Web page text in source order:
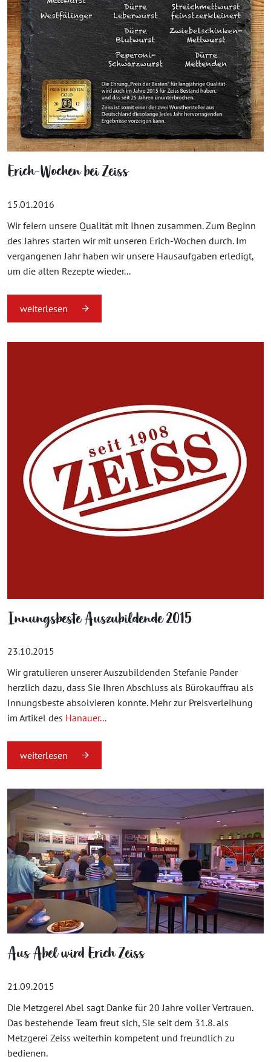
Erich-Wochen bei Zeiss
15.01.2016
Wir feiern unsere Qualität mit Ihnen zusammen. Zum Beginn
des Jahres starten wir mit unseren Erich-Wochen durch. Im
vergangenen Jahr haben wir unsere Hausaufgaben erledigt,
um die alten Rezepte wieder...
weiterlesen
Innungsbeste Auszubildende 2015
23.10.2015
Wir gratulieren unserer Auszubildenden Stefanie Pander
herzlich dazu, dass Sie Ihren Abschluss als Bürokauffrau als
Innungsbeste absolvieren konnte. Mehr zur Preisverleihung
im Artikel des Hanauer...
weiterlesen
Aus Abel wird Erich Zeiss
21.09.2015
Die Metzgerei Abel sagt Danke für 20 Jahre voller Vertrauen.
Das bestehende Team freut sich, Sie seit dem 31.8. als
Metzgerei Zeiss weiterhin kompetent und freundlich zu
bedienen.